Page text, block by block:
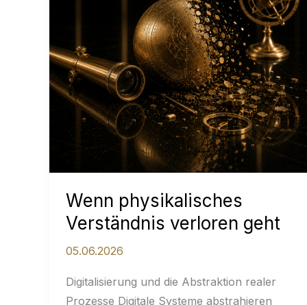
Wenn physikalisches
Verständnis verloren geht
05.06.2026
Digitalisierung und die Abstraktion realer
Prozesse Digitale Systeme abstrahieren